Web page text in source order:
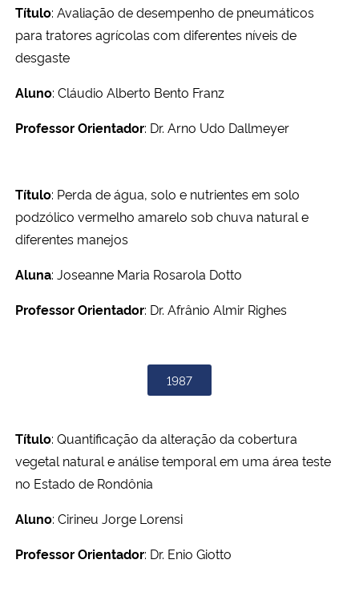
Título: Avaliação de desempenho de pneumáticos
para tratores agrícolas com diferentes níveis de
desgaste
Aluno: Cláudio Alberto Bento Franz
Professor Orientador: Dr. Arno Udo Dallmeyer
Título: Perda de água, solo e nutrientes em solo
podzólico vermelho amarelo sob chuva natural e
diferentes manejos
Aluna: Joseanne Maria Rosarola Dotto
Professor Orientador: Dr. Afrânio Almir Righes
1987
Título: Quantificação da alteração da cobertura
vegetal natural e análise temporal em uma área teste
no Estado de Rondônia
Aluno: Cirineu Jorge Lorensi
Professor Orientador: Dr. Enio Giotto